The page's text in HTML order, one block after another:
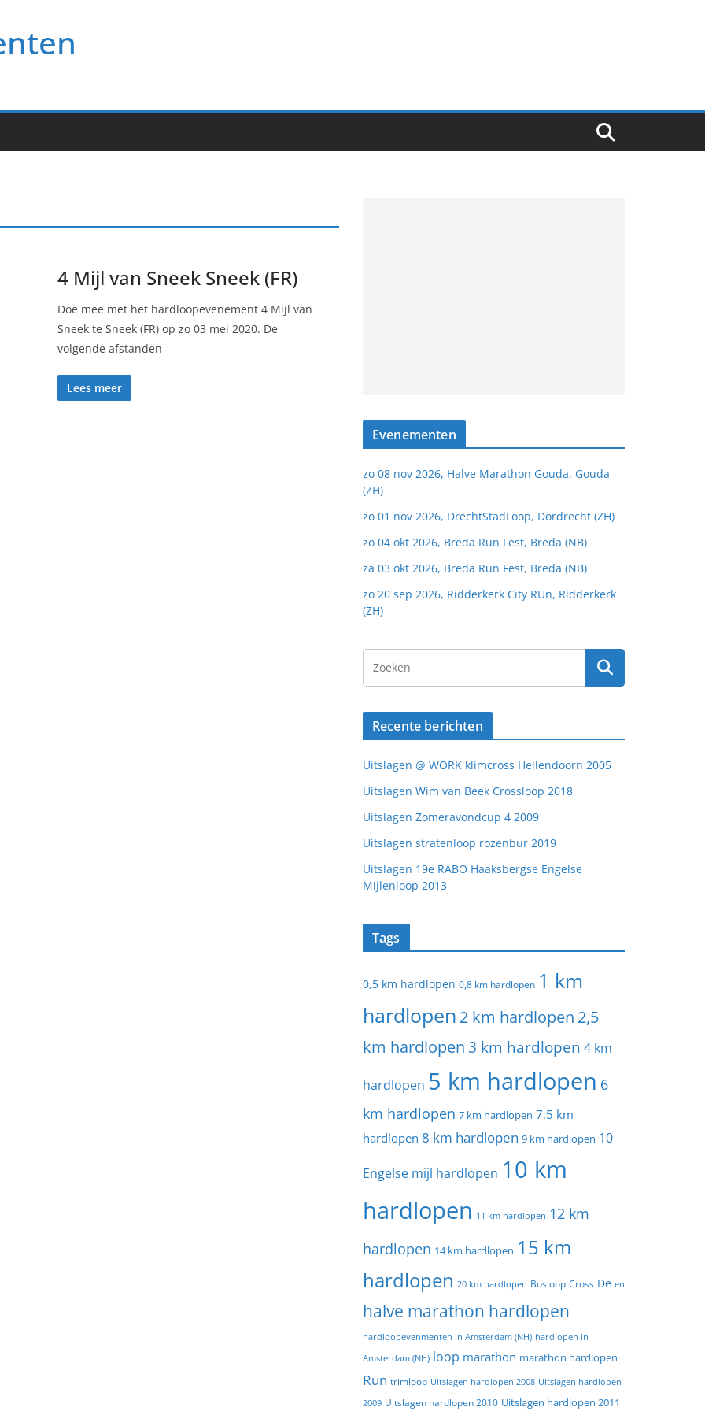
4 Mijl van Sneek Sneek (FR)
Doe mee met het hardloopevenement 4 Mijl van
Sneek te Sneek (FR) op zo 03 mei 2020. De
volgende afstanden
Lees meer
Evenementen
zo 08 nov 2026, Halve Marathon Gouda, Gouda
(ZH)
zo 01 nov 2026, DrechtStadLoop, Dordrecht (ZH)
zo 04 okt 2026, Breda Run Fest, Breda (NB)
za 03 okt 2026, Breda Run Fest, Breda (NB)
zo 20 sep 2026, Ridderkerk City RUn, Ridderkerk
(ZH)
Recente berichten
Uitslagen @ WORK klimcross Hellendoorn 2005
Uitslagen Wim van Beek Crossloop 2018
Uitslagen Zomeravondcup 4 2009
Uitslagen stratenloop rozenbur 2019
Uitslagen 19e RABO Haaksbergse Engelse
Mijlenloop 2013
Tags
0,5 km hardlopen 0,8 km hardlopen 1 km
hardlopen 2 km hardlopen 2,5
km hardlopen 3 km hardlopen 4 km
hardlopen 5 km hardlopen 6
km hardlopen 7 km hardlopen 7,5 km
hardlopen 8 km hardlopen 9 km hardlopen 10
Engelse mijl hardlopen 10 km
hardlopen 11 km hardlopen 12 km
hardlopen 14 km hardlopen 15 km
hardlopen 20 km hardlopen Bosloop Cross De en
halve marathon hardlopen
hardloopevenmenten in Amsterdam (NH) hardlopen in
Amsterdam (NH) loop marathon marathon hardlopen
Run trimloop Uitslagen hardlopen 2008 Uitslagen hardlopen
2009 Uitslagen hardlopen 2010 Uitslagen hardlopen 2011